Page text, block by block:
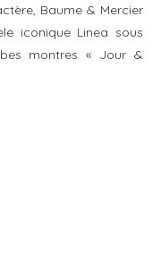
Baume & Mercier
iconique Linea sous
montres « Jour &